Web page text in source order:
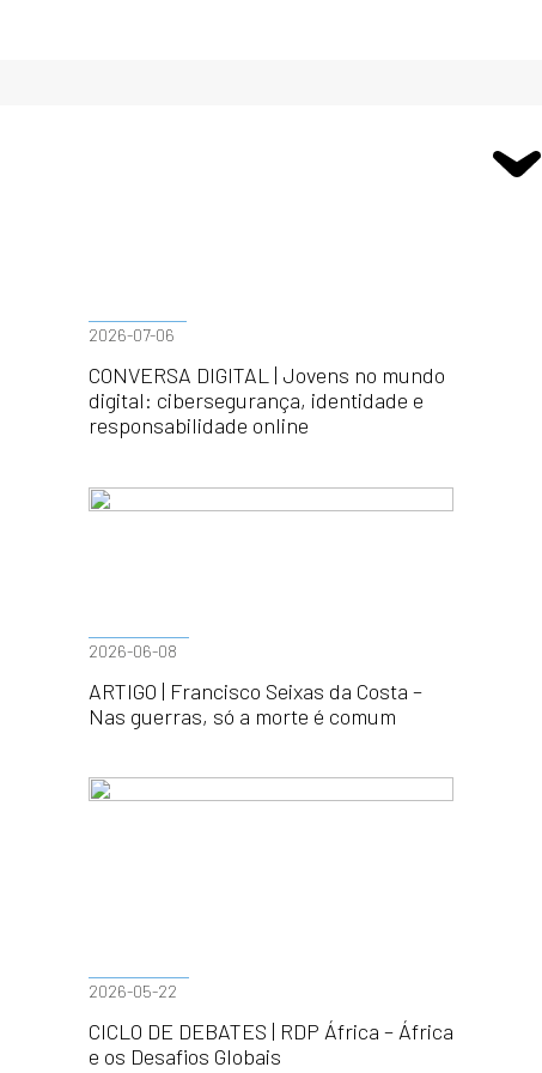
2026-07-06
CONVERSA DIGITAL | Jovens no mundo
digital: cibersegurança, identidade e
responsabilidade online
2026-06-08
ARTIGO | Francisco Seixas da Costa –
Nas guerras, só a morte é comum
2026-05-22
CICLO DE DEBATES | RDP África – África
e os Desafios Globais